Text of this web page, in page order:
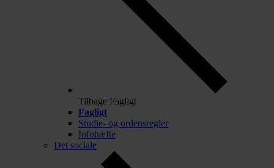
Tilbage Fagligt
Fagligt
Studie- og ordensregler
Infohæfte
Det sociale